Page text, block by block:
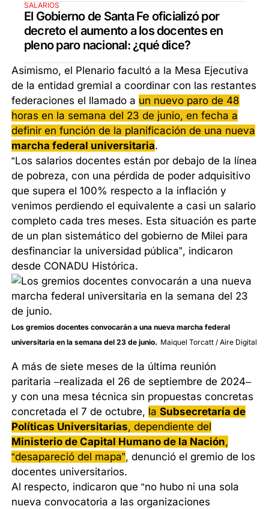
SALARIOS
El Gobierno de Santa Fe oficializó por
decreto el aumento a los docentes en
pleno paro nacional: ¿qué dice?
Asimismo, el Plenario facultó a la Mesa Ejecutiva
de la entidad gremial a coordinar con las restantes
federaciones el llamado a un nuevo paro de 48
horas en la semana del 23 de junio, en fecha a
definir en función de la planificación de una nueva
marcha federal universitaria.
“Los salarios docentes están por debajo de la línea
de pobreza, con una pérdida de poder adquisitivo
que supera el 100% respecto a la inflación y
venimos perdiendo el equivalente a casi un salario
completo cada tres meses. Esta situación es parte
de un plan sistemático del gobierno de Milei para
desfinanciar la universidad pública”, indicaron
desde CONADU Histórica.
Los gremios docentes convocarán a una nueva marcha federal
universitaria en la semana del 23 de junio. Maiquel Torcatt / Aire Digital
A más de siete meses de la última reunión
paritaria –realizada el 26 de septiembre de 2024–
y con una mesa técnica sin propuestas concretas
concretada el 7 de octubre, laSubsecretaría de
Políticas Universitarias, dependiente del
Ministerio de Capital Humano de la Nación,
“desapareció del mapa”, denunció el gremio de los
docentes universitarios.
Al respecto, indicaron que “no hubo ni una sola
nueva convocatoria a las organizaciones